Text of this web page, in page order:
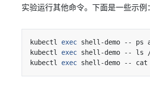
实验运行其他命令。下面是一些示例：
kubectl exec
kubectl exec
kubectl exec